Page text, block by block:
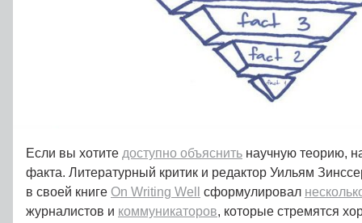
Если вы хотите доступно объяснить научную теорию,
факта. Литературный критик и редактор Уильям
в своей книге On Writing Well сформулировал
журналистов и коммуникаторов, которые стремятся